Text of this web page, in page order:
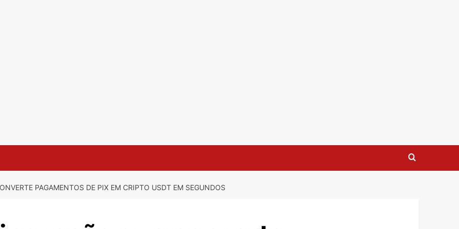
PAGAMENTOS DE PIX EM CRIPTO USDT EM SEGUNDOS